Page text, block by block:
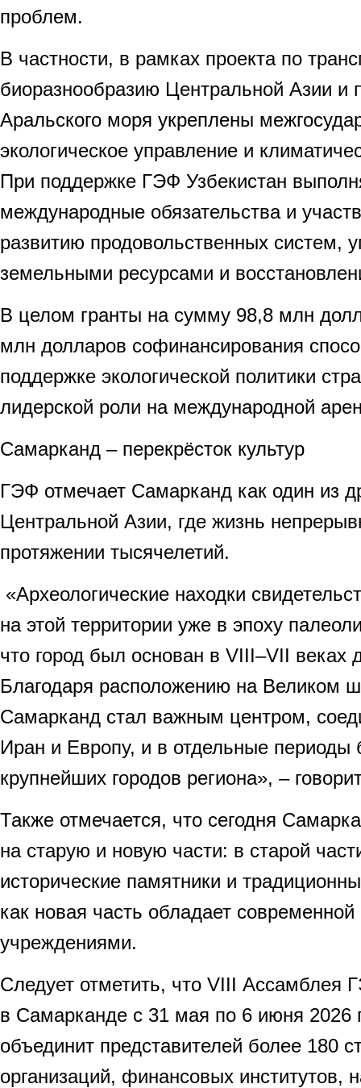
проблем.
В частности, в рамках проекта по
биоразнообразию Центральной Азии и
Аральского моря укреплены
экологическое управление и
При поддержке ГЭФ Узбекистан
международные обязательства и
развитию продовольственных систем,
земельными ресурсами и
В целом гранты на сумму 98,8 млн
млн долларов софинансирования
поддержке экологической политики
лидерской роли на международной
Самарканд – перекрёсток культур
ГЭФ отмечает Самарканд как один из
Центральной Азии, где жизнь
протяжении тысячелетий.
«Археологические находки
на этой территории уже в эпоху
что город был основан в VIII–VII веках
Благодаря расположению на Великом
Самарканд стал важным центром,
Иран и Европу, и в отдельные периоды
крупнейших городов региона», –
Также отмечается, что сегодня
на старую и новую части: в старой
исторические памятники и
как новая часть обладает
учреждениями.
Следует отметить, что VIII Ассамблея
в Самарканде с 31 мая по 6 июня 2026
объединит представителей более 180
организаций, финансовых институтов,